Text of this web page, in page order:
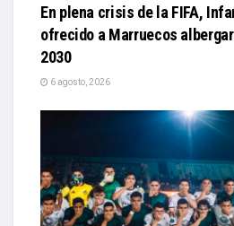
En plena crisis de la FIFA,
ofrecido a Marruecos
2030
6 agosto, 2026